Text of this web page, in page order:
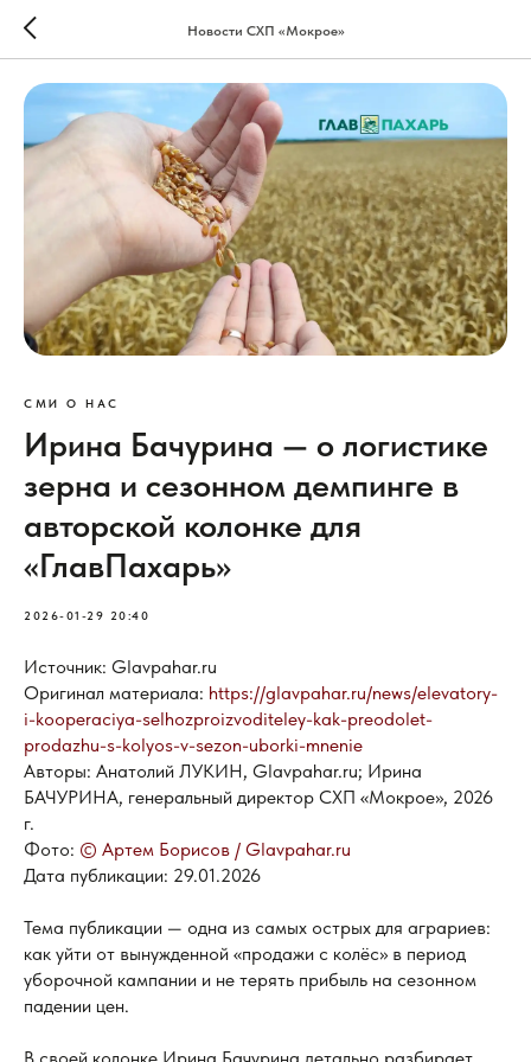
Новости СХП «Мокрое»
СМИ О НАС
Ирина Бачурина — о логистике
зерна и сезонном демпинге в
авторской колонке для
«ГлавПахарь»
2026-01-29 20:40
Источник: Glavpahar.ru
Оригинал материала: https://glavpahar.ru/news/elevatory-
i-kooperaciya-selhozproizvoditeley-kak-preodolet-
prodazhu-s-kolyos-v-sezon-uborki-mnenie
Авторы: Анатолий ЛУКИН, Glavpahar.ru; Ирина
БАЧУРИНА, генеральный директор СХП «Мокрое», 2026
г.
Фото: © Артем Борисов / Glavpahar.ru
Дата публикации: 29.01.2026
Тема публикации — одна из самых острых для аграриев:
как уйти от вынужденной «продажи с колёс» в период
уборочной кампании и не терять прибыль на сезонном
падении цен.
В своей колонке Ирина Бачурина детально разбирает